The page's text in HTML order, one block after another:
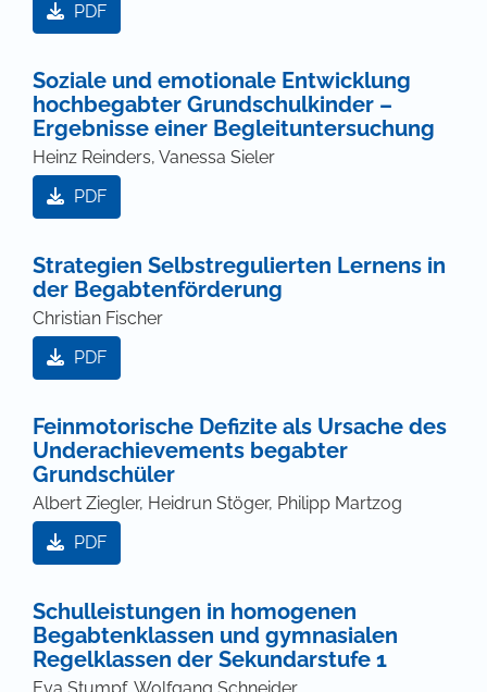
PDF
Soziale und emotionale Entwicklung
hochbegabter Grundschulkinder –
Ergebnisse einer Begleituntersuchung
Heinz Reinders, Vanessa Sieler
PDF
Strategien Selbstregulierten Lernens in
der Begabtenförderung
Christian Fischer
PDF
Feinmotorische Defizite als Ursache des
Underachievements begabter
Grundschüler
Albert Ziegler, Heidrun Stöger, Philipp Martzog
PDF
Schulleistungen in homogenen
Begabtenklassen und gymnasialen
Regelklassen der Sekundarstufe 1